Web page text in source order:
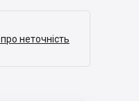
неточність